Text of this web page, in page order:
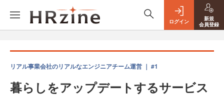
ログイン
新規
会員登録
リアル事業会社のリアルなエンジニアチーム運営 ｜ #1
暮らしをアップデートするサービス